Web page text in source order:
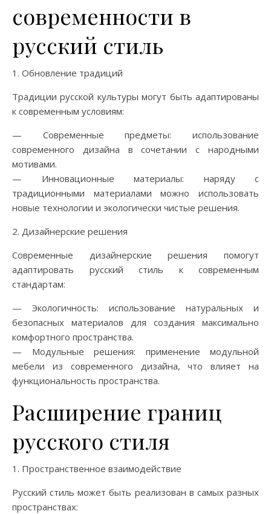
современности в
русский стиль
1. Обновление традиций
Традиции русской культуры могут быть адаптированы
к современным условиям:
— Современные предметы: использование
современного дизайна в сочетании с народными
мотивами.
— Инновационные материалы: наряду с
традиционными материалами можно использовать
новые технологии и экологически чистые решения.
2. Дизайнерские решения
Современные дизайнерские решения помогут
адаптировать русский стиль к современным
стандартам:
— Экологичность: использование натуральных и
безопасных материалов для создания максимально
комфортного пространства.
— Модульные решения: применение модульной
мебели из современного дизайна, что влияет на
функциональность пространства.
Расширение границ
русского стиля
1. Пространственное взаимодействие
Русский стиль может быть реализован в самых разных
пространствах: